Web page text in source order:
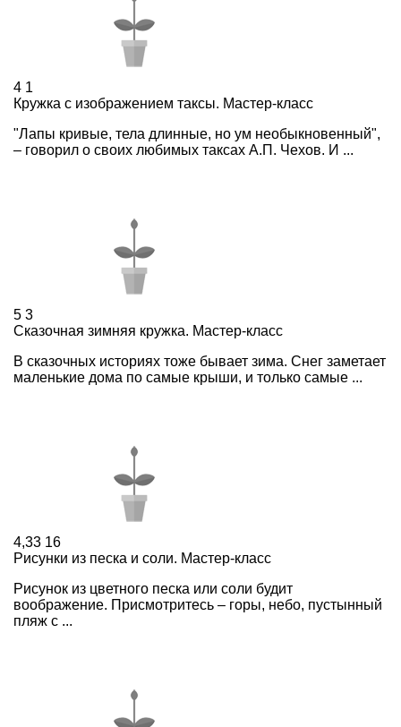
4 1
Кружка с изображением таксы. Мастер-класс
"Лапы кривые, тела длинные, но ум необыкновенный",
– говорил о своих любимых таксах А.П. Чехов. И ...
5 3
Сказочная зимняя кружка. Мастер-класс
В сказочных историях тоже бывает зима. Снег заметает
маленькие дома по самые крыши, и только самые ...
4,33 16
Рисунки из песка и соли. Мастер-класс
Рисунок из цветного песка или соли будит
воображение. Присмотритесь – горы, небо, пустынный
пляж с ...